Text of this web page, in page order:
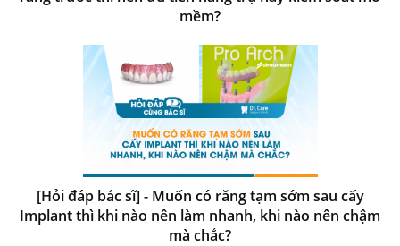
mềm?
[Hỏi đáp bác sĩ] - Muốn có răng tạm sớm sau cấy
Implant thì khi nào nên làm nhanh, khi nào nên chậm
mà chắc?